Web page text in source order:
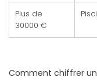
Plus de
30000 €
Comment chiffrer